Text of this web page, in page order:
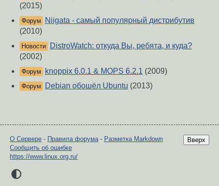
(2015)
Форум
Niigata - самый популярный дистрибутив
(2010)
Новости
DistroWatch: откуда Вы, ребята, и куда?
(2002)
Форум knoppix 6.0.1 & MOPS 6.2.1 (2009)
Форум Debian обошёл Ubuntu (2013)
Вверх
О Сервере - Правила форума- Разметка Markdown
Сообщить об ошибке
https://www.linux.org.ru/